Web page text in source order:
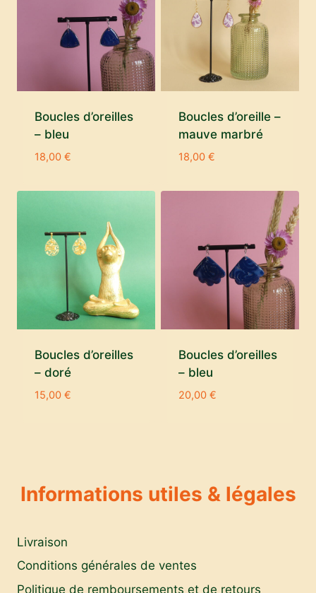
Boucles d’oreilles
– bleu
18,00 €
Boucles d’oreille –
mauve marbré
18,00 €
Boucles d’oreilles
– doré
15,00 €
Boucles d’oreilles
– bleu
20,00 €
Informations utiles & légales
Livraison
Conditions générales de ventes
Politique de remboursements et de retours